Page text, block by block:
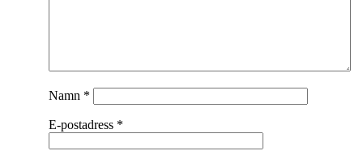
Namn *
E-postadress *